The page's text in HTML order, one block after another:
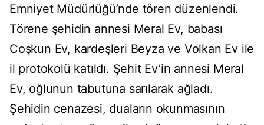
Emniyet Müdürlüğü’nde tören düzenlendi.
Törene şehidin annesi Meral Ev, babası
Coşkun Ev, kardeşleri Beyza ve Volkan Ev ile
il protokolü katıldı. Şehit Ev’in annesi Meral
Ev, oğlunun tabutuna sarılarak ağladı.
Şehidin cenazesi, duaların okunmasının